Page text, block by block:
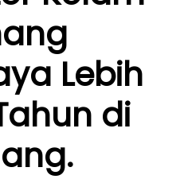
Lebih
di